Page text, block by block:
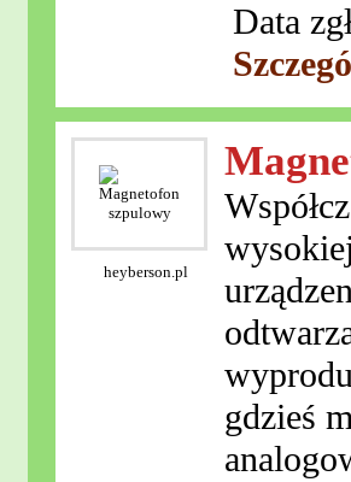
Data
heyberson.pl
gdzieś